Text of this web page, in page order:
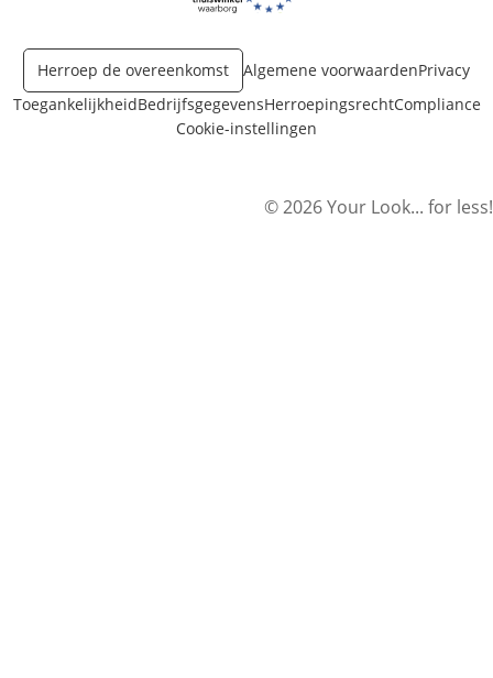
Opent in nieuw venster
Opent in nieuw venster
Herroep de overeenkomst Algemene voorwaardenPrivacy
ToegankelijkheidBedrijfsgegevensHerroepingsrechtCompliance
Cookie-instellingen
© 2026 Your Look... for less!